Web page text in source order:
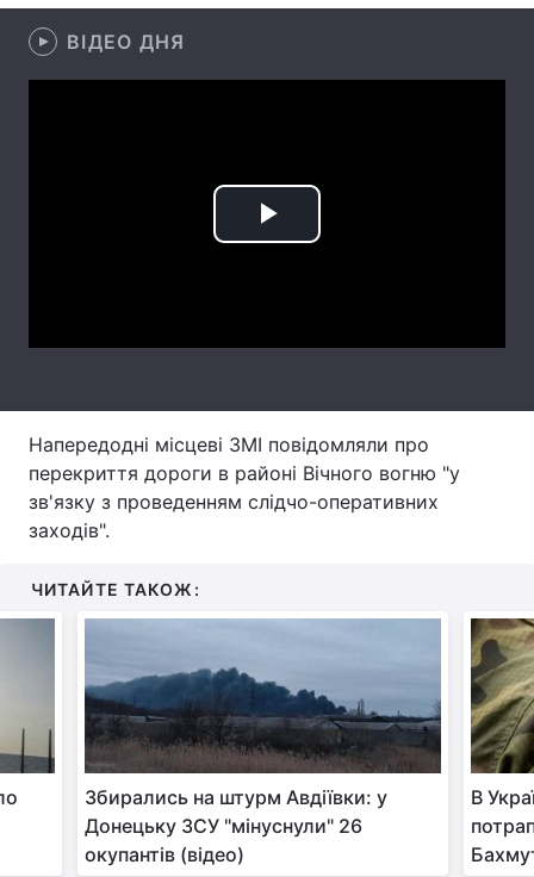
Цікавинки
Екологія Регіони
Тема оформлення
ВІДЕО ДНЯ
Play
Напередодні місцеві ЗМІ повідомляли про
перекриття дороги в районі Вічного вогню "у
зв'язку з проведенням слідчо-оперативних
заходів".
ЧИТАЙТЕ ТАКОЖ:
Збирались на штурм Авдіївки: у
Донецьку ЗСУ "мінуснули" 26
окупантів (відео)
В